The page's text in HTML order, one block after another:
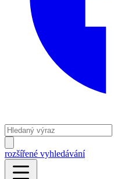
rozšířené vyhledávání